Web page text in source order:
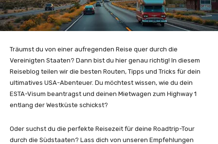
Träumst du von einer aufregenden Reise quer durch die
Vereinigten Staaten? Dann bist du hier genau richtig! In diesem
Reiseblog teilen wir die besten Routen, Tipps und Tricks für dein
ultimatives USA-Abenteuer. Du möchtest wissen, wie du dein
ESTA-Visum beantragst und deinen Mietwagen zum Highway 1
entlang der Westküste schickst?
Oder suchst du die perfekte Reisezeit für deine Roadtrip-Tour
durch die Südstaaten? Lass dich von unseren Empfehlungen